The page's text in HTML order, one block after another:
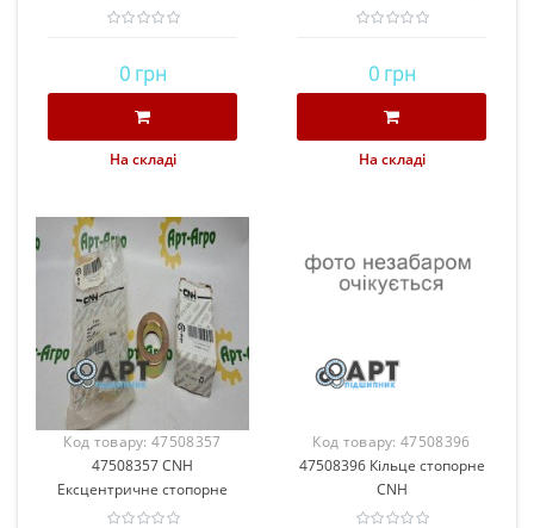
0 грн
На складі
D2=2-7/8 Climax Metal
0 грн
На складі
Код товару:47508357
CNH
47508357 CNH
Ексцентричне стопорне
кільце
Код товару:47508396
47508396 Кільце стопорне
CNH